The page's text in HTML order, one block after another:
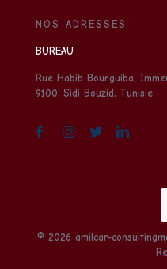
NOS ADRESSES
BUREAU
Rue Habib Bourguiba,
9100, Sidi Bouzid, Tunisie
© 2026 amilcar-